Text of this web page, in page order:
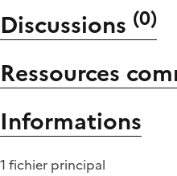
Discussions (0)
Ressources
Informations
1 fichier principal